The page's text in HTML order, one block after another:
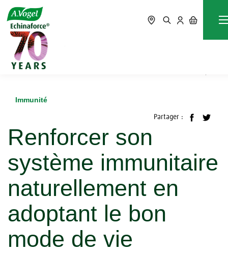
Accueil
Renforcer son système immunitaire naturellement en
adoptant le bon mode de vie
Immunité
Partager :
Renforcer son
système immunitaire
naturellement en
adoptant le bon
mode de vie